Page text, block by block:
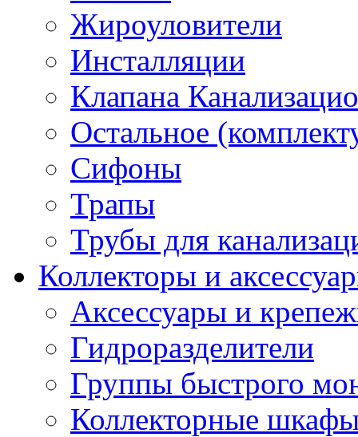
Жироуловители
Инсталляции
Клапана
Остальное
Сифоны
Трапы
Трубы для
Коллекторы и
Аксессуары и
Гидроразделители
Группы быстрого
Коллекторные